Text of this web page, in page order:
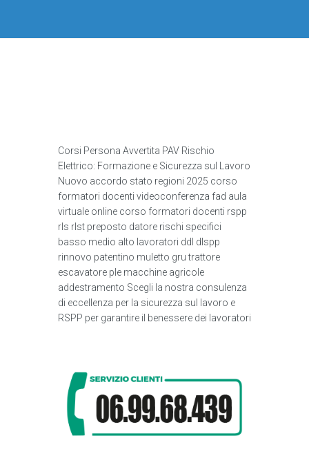
Corsi Persona Avvertita PAV Rischio
Elettrico: Formazione e Sicurezza sul Lavoro
Nuovo accordo stato regioni 2025 corso
formatori docenti videoconferenza fad aula
virtuale online corso formatori docenti rspp
rls rlst preposto datore rischi specifici
basso medio alto lavoratori ddl dlspp
rinnovo patentino muletto gru trattore
escavatore ple macchine agricole
addestramento Scegli la nostra consulenza
di eccellenza per la sicurezza sul lavoro e
RSPP per garantire il benessere dei lavoratori